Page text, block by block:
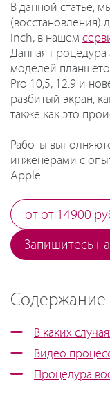
В данной статье,
(восстановления)
inch, в нашем
Данная процедура
моделей
Pro 10,5, 12.9 и
разбитый экран,
также как это
Работы
инженерами с
Apple.
от от 14900
Запишитесь
Содержание
В каких
Видео
Процедура